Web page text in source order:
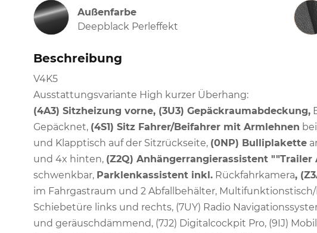
Außenfarbe
Deepblack Perleffekt
Beschreibung
V4K5
Ausstattungsvariante High kurzer Überhang:
(4A3) Sitzheizung vorne, (3U3) Gepäckraumabdeckung,
Gepäcknet, (4S1) Sitz Fahrer/Beifahrer mit Armlehnen
und Klapptisch auf der Sitzrückseite, (0NP) Bulliplakette
und 4x hinten, (Z2Q) Anhängerrangierassistent ""Trailer
schwenkbar, Parklenkassistent inkl. Rückfahrkamera,
im Fahrgastraum und 2 Abfallbehälter,
Schiebetüre links und rechts, (7UY) Radio
und geräuschdämmend, (7J2) Digitalcockpit Pro, (9IJ)